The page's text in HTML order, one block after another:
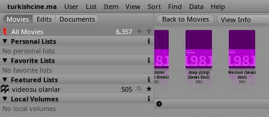
turkishcine.ma User List Item View Sort Find Data Help
All Movies
6,357
Personal Lists
No personal lists
Favorite Lists
No favorite lists
Featured Lists
videosu olanlar
505
Local Volumes
No local volumes
View Info
Uyanik aptallar
(Ümit Efekan)
1981
Aci günler
(Orhan Elmas)
1981
Azap çiçegi
(Savas Esici)
1981
Mecnun (Savas
Esici)
1981